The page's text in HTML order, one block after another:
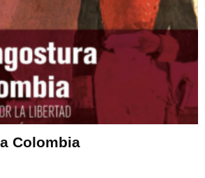
Colombia